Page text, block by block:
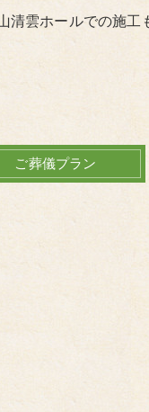
清雲ホールでの施工
ご葬儀プラン